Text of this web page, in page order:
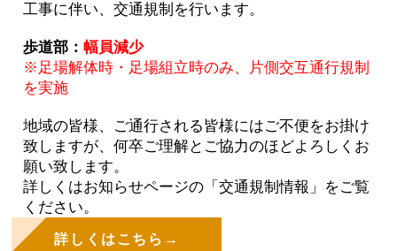
工事に伴い、交通規制を行います。
歩道部： 幅員減少
※足場解体時・足場組立時のみ、片側交互通行規制
を実施
地域の皆様、ご通行される皆様にはご不便をお掛け
致しますが、何卒ご理解とご協力のほどよろしくお
願い致します。
詳しくはお知らせページの「交通規制情報」をご覧
ください。
詳しくはこちら→